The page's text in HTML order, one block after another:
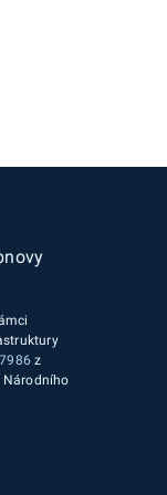
z
Národního